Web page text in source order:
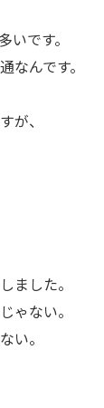
いです。
なんです。
が、
ました。
ゃない。
い。